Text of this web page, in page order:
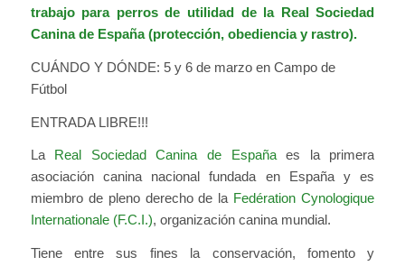
trabajo para perros de utilidad de la Real Sociedad
Canina de España (protección, obediencia y rastro).
CUÁNDO Y DÓNDE: 5 y 6 de marzo en Campo de
Fútbol
ENTRADA LIBRE!!!
La Real Sociedad Canina de Españaes la primera
asociación canina nacional fundada en España y es
miembro de pleno derecho de la Fedération Cynologique
Internationale (F.C.I.), organización canina mundial.
Tiene entre sus fines la conservación, fomento y